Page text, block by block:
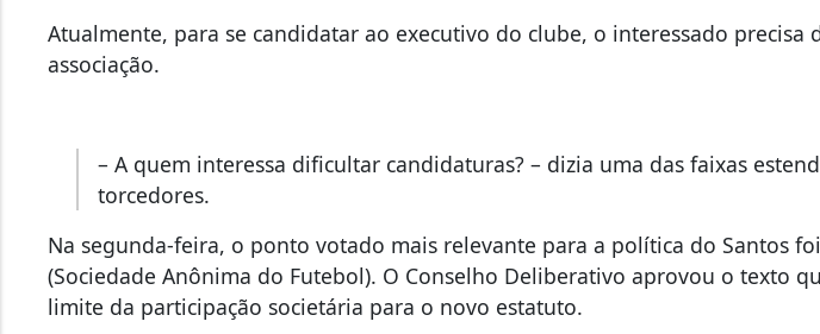
Atualmente, para se candidatar ao executivo do clube, o interessado precisa
associação.
– A quem interessa dificultar candidaturas? – dizia uma das faixas
torcedores.
Na segunda-feira, o ponto votado mais relevante para a política do Santos foi
(Sociedade Anônima do Futebol). O Conselho Deliberativo aprovou o texto
limite da participação societária para o novo estatuto.